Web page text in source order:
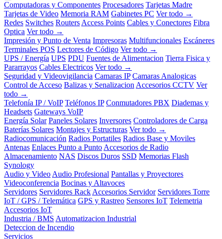
Computadoras y Componentes Procesadores Tarjetas Madre
Tarjetas de Video Memoria RAM Gabinetes PC Ver todo →
Redes Switches Routers Access Points Cables y Conectores Fibra
Optica Ver todo →
Impresión y Punto de Venta Impresoras Multifuncionales Escáneres
Terminales POS Lectores de Código Ver todo →
UPS / Energía UPS PDU Fuentes de Alimentacion Tierra Fisica y
Pararrayos Cables Electricos Ver todo →
Seguridad y Videovigilancia Camaras IP Camaras Analogicas
Control de Acceso Balizas y Senalizacion Accesorios CCTV Ver
todo →
Telefonía IP / VoIP Teléfonos IP Conmutadores PBX Diademas y
Headsets Gateways VoIP
Energía Solar Paneles Solares Inversores Controladores de Carga
Baterías Solares Montajes y Estructuras Ver todo →
Radiocomunicación Radios Portatiles Radios Base y Moviles
Antenas Enlaces Punto a Punto Accesorios de Radio
Almacenamiento NAS Discos Duros SSD Memorias Flash
Synology
Audio y Video Audio Profesional Pantallas y Proyectores
Videoconferencia Bocinas y Altavoces
Servidores Servidores Rack Accesorios Servidor Servidores Torre
IoT / GPS / Telemática GPS y Rastreo Sensores IoT Telemetria
Accesorios IoT
Industria / BMS Automatizacion Industrial
Deteccion de Incendio
Servicios